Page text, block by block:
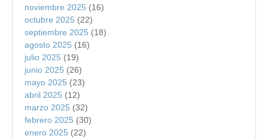
noviembre 2025 (16)
octubre 2025 (22)
septiembre 2025 (18)
agosto 2025 (16)
julio 2025 (19)
junio 2025 (26)
mayo 2025 (23)
abril 2025 (12)
marzo 2025 (32)
febrero 2025 (30)
enero 2025 (22)